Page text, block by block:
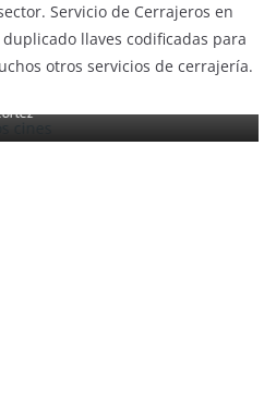
Servicio de Cerrajeros en
llaves codificadas para
otros servicios de cerrajería.
LIBROS CINE Y TV
y te mostramos todos los